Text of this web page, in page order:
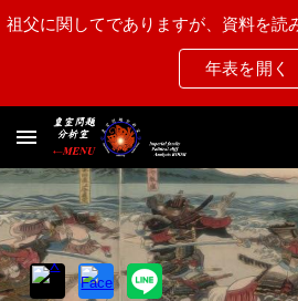
年表を開く